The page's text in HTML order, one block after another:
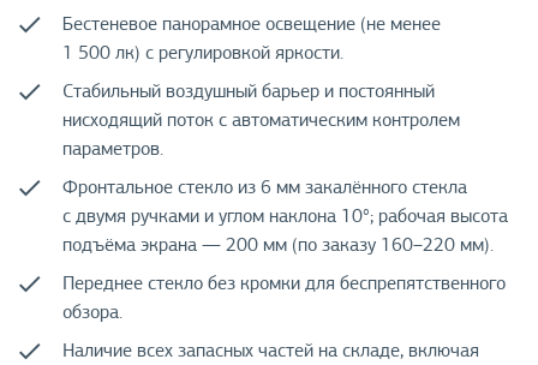
Бестеневое панорамное освещение (не менее
1 500 лк) с регулировкой яркости.
Стабильный воздушный барьер и постоянный
нисходящий поток с автоматическим контролем
параметров.
Фронтальное стекло из 6 мм закалённого стекла
с двумя ручками и углом наклона 10°; рабочая высота
подъёма экрана — 200 мм (по заказу 160–220 мм).
Переднее стекло без кромки для беспрепятственного
обзора.
Наличие всех запасных частей на складе, включая